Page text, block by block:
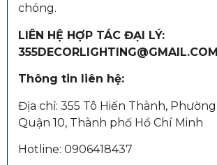
chóng.
LIÊN HỆ HỢP TÁC ĐẠI LÝ:
355DECORLIGHTING@GMAIL.COM
Thông tin liên hệ:
Địa chỉ: 355 Tô Hiến Thành,
Quận 10, Thành phố Hồ Chí Minh
Hotline: 0906418437